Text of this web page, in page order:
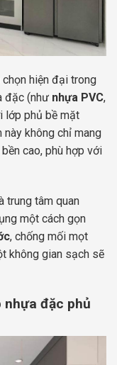
hiện đại trong
đặc (như nhựa PVC,
lớp phủ bề mặt
này không chỉ mang
cao, phù hợp với
trung tâm quan
một cách gọn
, chống mối mọt
không gian sạch sẽ
nhựa đặc phủ